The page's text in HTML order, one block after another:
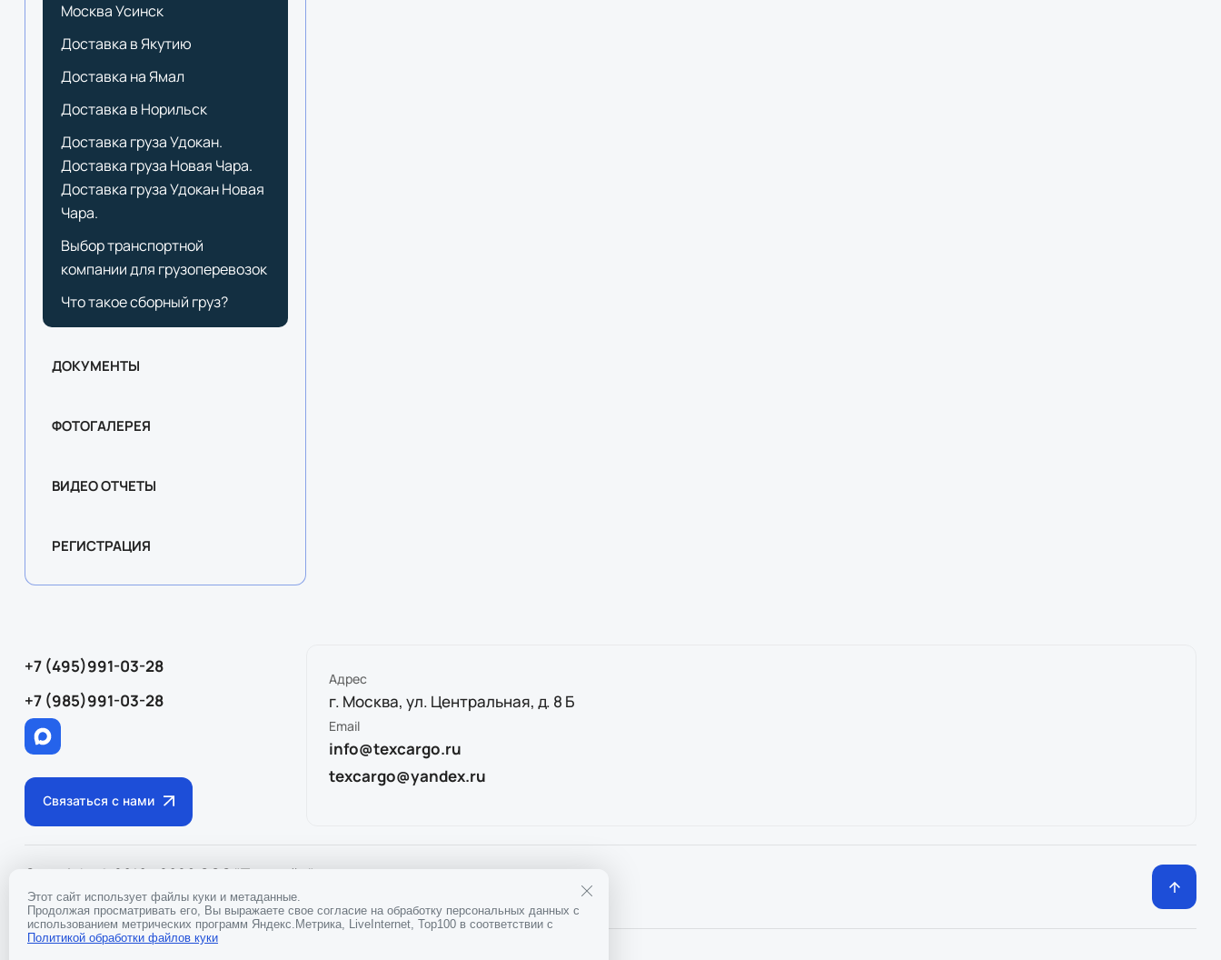
Москва Усинск
Доставка в Якутию
Доставка на Ямал
Доставка в Норильск
Доставка груза Удокан.
Доставка груза Новая Чара.
Доставка груза Удокан Новая
Чара.
Выбор транспортной
компании для грузоперевозок
Что такое сборный груз?
ДОКУМЕНТЫ
ФОТОГАЛЕРЕЯ
ВИДЕО ОТЧЕТЫ
РЕГИСТРАЦИЯ
+7 (495)991-03-28
+7 (985)991-03-28
Связаться с нами
Адрес
г. Москва, ул. Центральная, д. 8 Б
Email
info@texcargo.ru
texcargo@yandex.ru
Copyright © 2010 - 2026 ООО "Тэкслайн"
Политика конфиденциальности
Этот сайт использует файлы куки и метаданные.
Продолжая просматривать его, Вы выражаете свое согласие на обработку персональных данных с
использованием метрических программ Яндекс.Метрика, LiveInternet, Top100 в соответствии с
Политикой обработки файлов куки